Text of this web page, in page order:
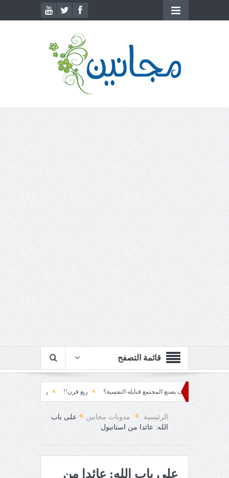
قائمة التصفح
كيف يصنع المجتمع قنابله النفسية؟ ربع قرن!! رزقٌ من يستكثره؟!
العقاد!!
الرئيسية مدونات مجانين
على باب
الله: عائدا من استانبول
على باب الله: عائدا من